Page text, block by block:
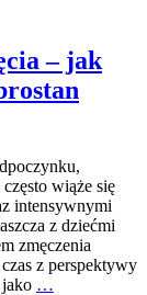
– jak
wiąże się
intensywnymi
z dziećmi
zmęczenia
z perspektywy
…